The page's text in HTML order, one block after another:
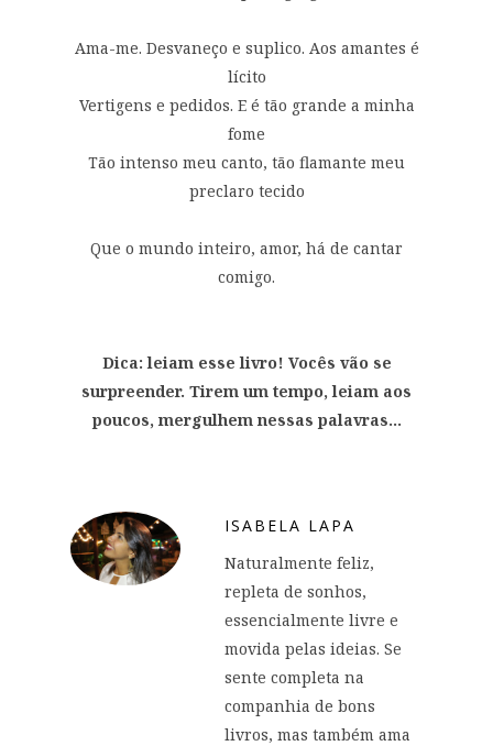
Ama-me. Desvaneço e suplico. Aos amantes é
lícito
Vertigens e pedidos. E é tão grande a minha
fome
Tão intenso meu canto, tão flamante meu
preclaro tecido
Que o mundo inteiro, amor, há de cantar
comigo.
Dica: leiam esse livro! Vocês vão se
surpreender. Tirem um tempo, leiam aos
poucos, mergulhem nessas palavras...
ISABELA LAPA
Naturalmente feliz,
repleta de sonhos,
essencialmente livre e
movida pelas ideias. Se
sente completa na
companhia de bons
livros, mas também ama